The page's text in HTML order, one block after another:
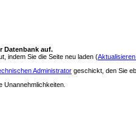
Datenbank auf.
indem Sie die Seite neu laden (
Administrator geschickt, den Sie
Unannehmlichkeiten.